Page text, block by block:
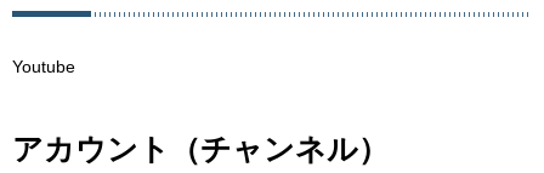
Youtube
アカウント（チャンネル）